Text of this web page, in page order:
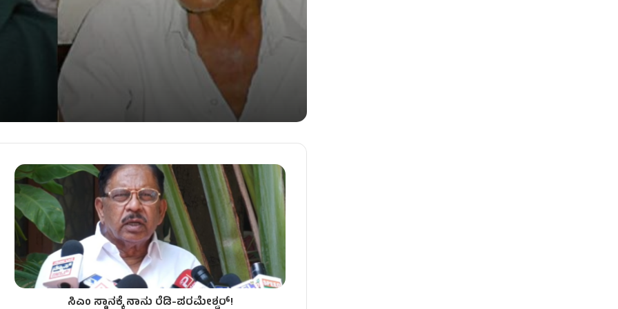
ವಿಧಿವಶ!
ಸಿಎಂ ಸ್ಥಾನಕ್ಕೆ ನಾನು ರೆಡಿ-ಪರಮೇಶ್ವರ್!